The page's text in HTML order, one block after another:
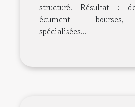
structuré. Résultat :
écument bourses,
spécialisées...